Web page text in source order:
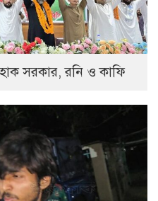
সরকার, রনি ও কাফি